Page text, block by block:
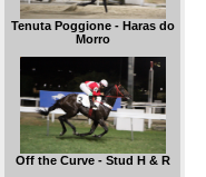
Tenuta Poggione - Haras do
Morro
Off the Curve - Stud H & R